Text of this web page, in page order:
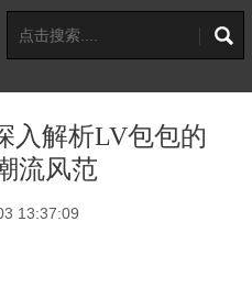
入解析LV包包的
流风范
13:37:09